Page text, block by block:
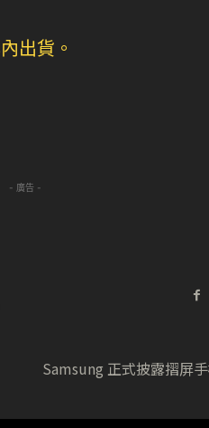
- 廣告 -
Samsung 正式披露摺屏